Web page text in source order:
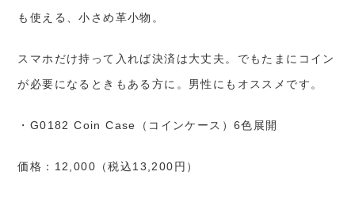
も使える、小さめ革小物。
スマホだけ持って入れば決済は大丈夫。でもたまにコイン
が必要になるときもある方に。男性にもオススメです。
・G0182 Coin Case（コインケース）6色展開
価格：12,000（税込13,200円）